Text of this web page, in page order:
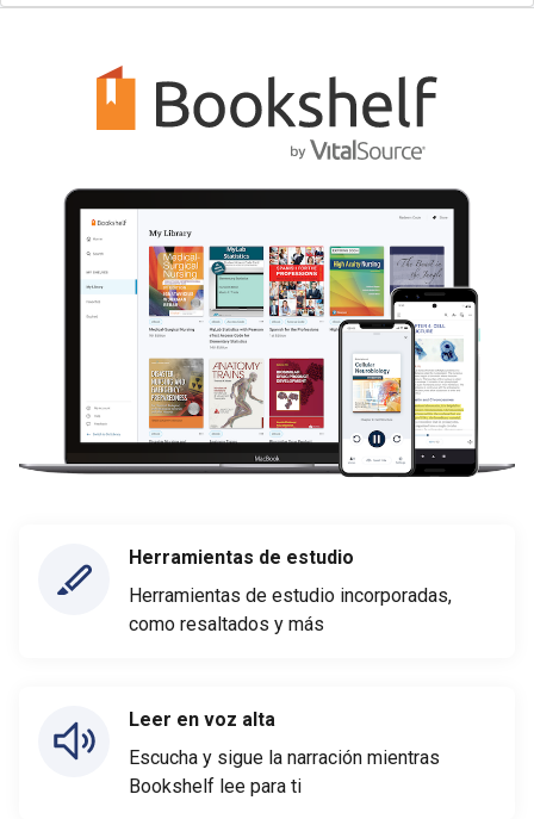
Herramientas de estudio
Herramientas de estudio incorporadas,
como resaltados y más
Leer en voz alta
Escucha y sigue la narración mientras
Bookshelf lee para ti